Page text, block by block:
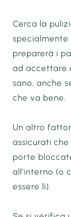
Cerca la
preparerà i
ad accettare
sano, anche
che va bene.
Un altro
assicurati
porte
all’interno (o
essere lì).